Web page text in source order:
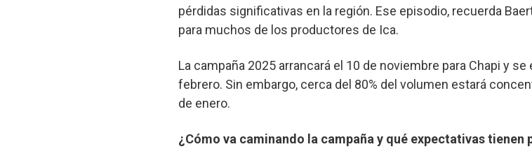
pérdidas significativas en la región. Ese episodio, recuerda
para muchos de los productores de Ica.
La campaña 2025 arrancará el 10 de noviembre para Chapi y
febrero. Sin embargo, cerca del 80% del volumen estará
de enero.
¿Cómo va caminando la campaña y qué expectativas tienen